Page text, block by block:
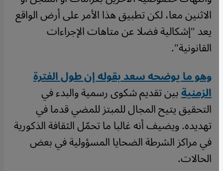
الاثنين معا، لكن تطبيق هذا الأمر على أرض الواقع
يعد "إشكالية فضلا عن متاهات الإجراءات
القانونية".
وهو ما يوضحه سعد بقوله إن طول الفترة
الزمنيةبين تقديم شكوى رسمية والبدء في
التحقيق يتيح المجال للمبتز للمضي قدما في
تهديده. ويضيف أنه غالبا ما تحمّل الثقافة الذكورية
في مراكز الشرطة الضحايا المسؤولية في بعض
الحالات.